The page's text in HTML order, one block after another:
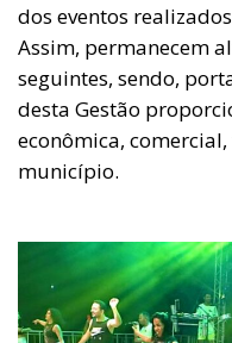
dos eventos
Assim, permanecem
seguintes, sendo,
desta Gestão
econômica,
município.